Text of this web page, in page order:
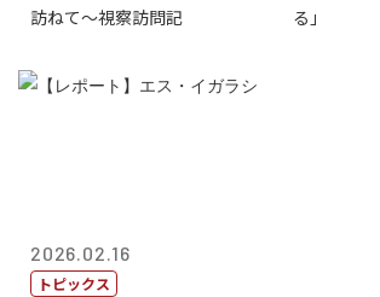
訪ねて～視察訪問記
る」
2026.02.16
トピックス